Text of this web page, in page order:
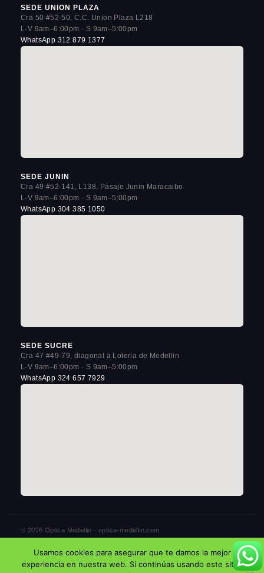
SEDE UNION PLAZA
Cra 50 #52-50, C.C. Union Plaza L218
L-V 9am–6:00pm · S 9am–5:00pm
WhatsApp 312 879 1377
SEDE JUNIN
Cra 49 #52-141, L138, Pasaje Junin Maracaibo
L-V 9am–6:00pm · S 9am–5:00pm
WhatsApp 304 385 1050
SEDE SUCRE
Cra 47 #49-79, diagonal a Loteria de Medellin
L-V 9am–6:00pm · S 9am–5:00pm
WhatsApp 324 657 7929
© 2026 Optica Medellin · optica-medellin.com
Politica de PrivacidadAviso LegalCookies
Usamos cookies para asegurar que te damos la mejor
experiencia en nuestra web. Si continúas usando este sitio,